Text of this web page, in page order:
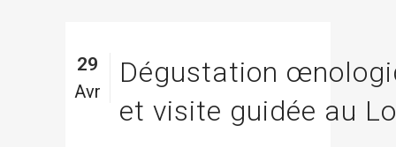
29
Avr
Dégustation
et visite guidée au